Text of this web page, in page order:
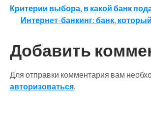
Навигация
по
записям
Критерии выбора, в какой банк
Интернет-банкинг: банк,
Добавить
Для отправки комментария вам
авторизоваться.